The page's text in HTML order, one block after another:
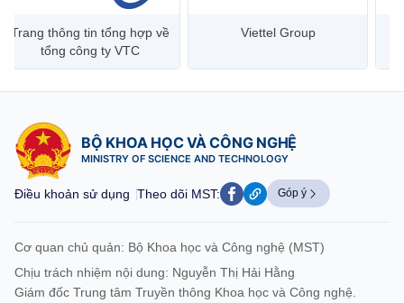
Trang thông tin tổng hợp về
tổng công ty VTC
Viettel Group
BỘ KHOA HỌC VÀ CÔNG NGHỆ
MINISTRY OF SCIENCE AND TECHNOLOGY
Điều khoản sử dụng Theo dõi MST: Góp ý
Cơ quan chủ quản: Bộ Khoa học và Công nghệ (MST)
Chịu trách nhiệm nội dung: Nguyễn Thị Hải Hằng
Giám đốc Trung tâm Truyền thông Khoa học và Công nghệ.